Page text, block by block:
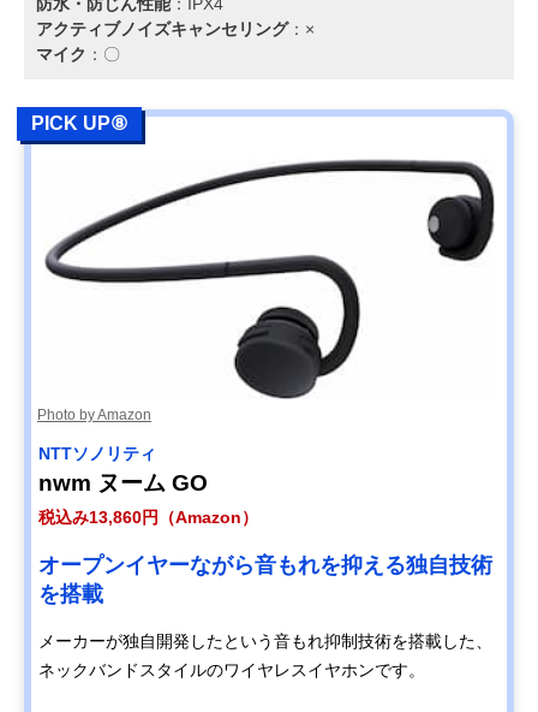
防水・防じん性能：IPX4
アクティブノイズキャンセリング：×
マイク ：〇
PICK UP⑧
Photo by Amazon
NTTソノリティ
nwm ヌーム GO
税込み13,860円（Amazon）
オープンイヤーながら音もれを抑える独自技術
を搭載
メーカーが独自開発したという音もれ抑制技術を搭載した、
ネックバンドスタイルのワイヤレスイヤホンです。